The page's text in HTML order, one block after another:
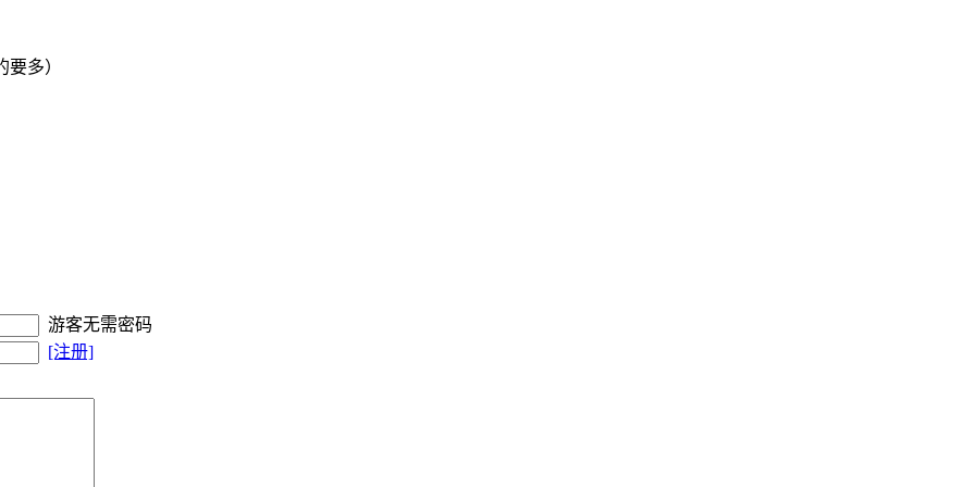
多）
游客无需密码
[注册]